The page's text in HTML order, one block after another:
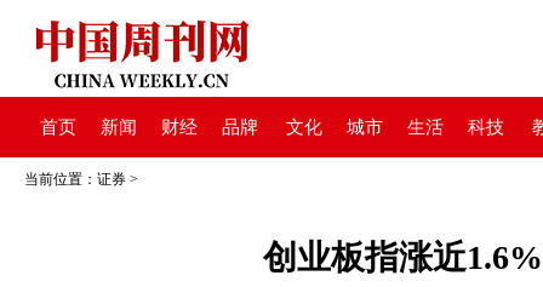
首页 新闻 财经 品牌 文化 城市 生活 科技
当前位置： 证券 >
创业板指涨近